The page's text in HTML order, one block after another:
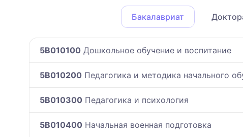
Бакалавриат
5B010100 Дошкольное обучение и воспитание
5B010200 Педагогика и методика начального
5B010300 Педагогика и психология
5B010400 Начальная военная подготовка